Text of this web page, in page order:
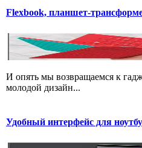
Flexbook, планшет-
И опять мы возвращаемся к
молодой дизайн...
Удобный интерфейс для